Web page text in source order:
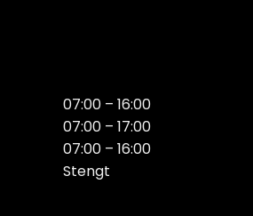
07:00 – 16:00
07:00 – 17:00
07:00 – 16:00
Stengt